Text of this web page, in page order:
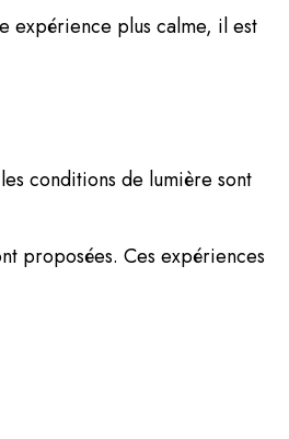
expérience plus calme, il est
conditions de lumière sont
proposées. Ces expériences